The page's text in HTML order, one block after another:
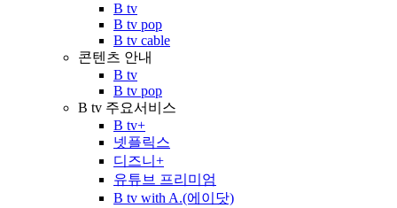
B tv
B tv pop
B tv cable
콘텐츠 안내
B tv
B tv pop
B tv 주요서비스
B tv+
넷플릭스
디즈니+
유튜브 프리미엄
B tv with A.(에이닷)